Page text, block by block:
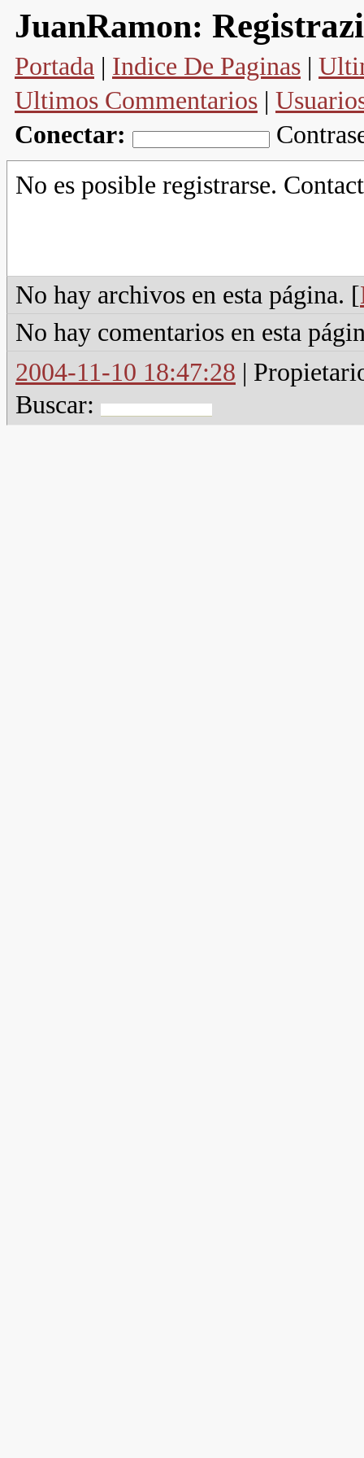
JuanRamon:
Portada | Indice De Paginas |
Ultimos Commentarios |
Conectar:
No es posible registrarse.
No hay archivos en esta página. [
No hay comentarios en esta
2004-11-10 18:47:28 |
Buscar: